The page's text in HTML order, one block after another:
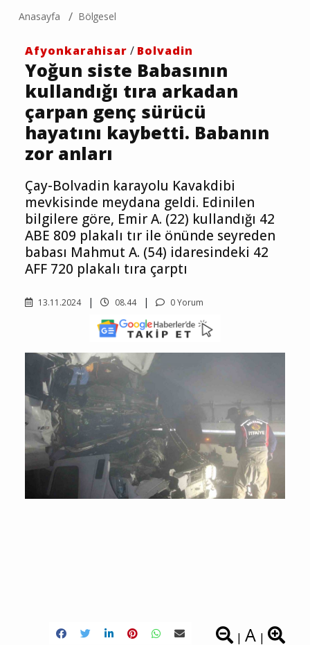
Anasayfa Bölgesel
Afyonkarahisar / Bolvadin
Yoğun siste Babasının
kullandığı tıra arkadan
çarpan genç sürücü
hayatını kaybetti. Babanın
zor anları
Çay-Bolvadin karayolu Kavakdibi
mevkisinde meydana geldi. Edinilen
bilgilere göre, Emir A. (22) kullandığı 42
ABE 809 plakalı tır ile önünde seyreden
babası Mahmut A. (54) idaresindeki 42
AFF 720 plakalı tıra çarptı
13.11.2024 08.44 0 Yorum
| A |